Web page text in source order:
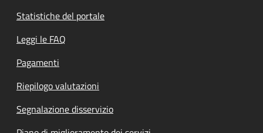
Statistiche del portale
Leggi le FAQ
Pagamenti
Riepilogo valutazioni
Segnalazione disservizio